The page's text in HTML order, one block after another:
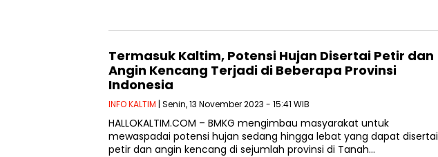
Termasuk Kaltim, Potensi Hujan Disertai Petir dan
Angin Kencang Terjadi di Beberapa Provinsi
Indonesia
INFO KALTIM | Senin, 13 November 2023 - 15:41 WIB
HALLOKALTIM.COM – BMKG mengimbau masyarakat untuk
mewaspadai potensi hujan sedang hingga lebat yang dapat disertai
petir dan angin kencang di sejumlah provinsi di Tanah…